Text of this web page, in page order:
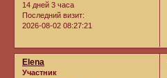
14 дней 3 часа
Последний визит:
2026-08-02 08:27:21
Elena
Участник